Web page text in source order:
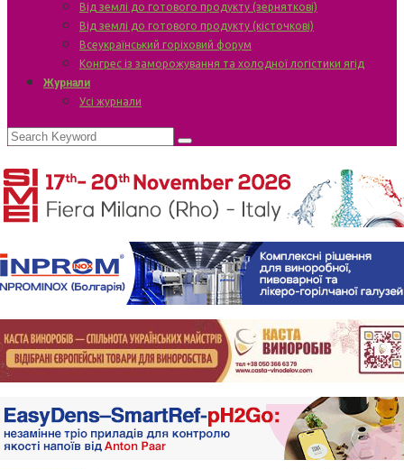
Від землі до готового продукту (зерняткові)
Від землі до готового продукту (кісточкові)
Всеукраїнський горіховий форум
Конгрес із заморожування та холодної логістики ягід
Журнали
Усі журнали